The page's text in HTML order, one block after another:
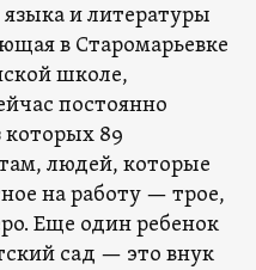
и литературы
в Старомарьевке
школе,
постоянно
которых 89
людей, которые
на работу — трое,
Еще один ребенок
сад — это внук